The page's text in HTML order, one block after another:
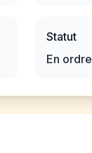
Statut
En ordre